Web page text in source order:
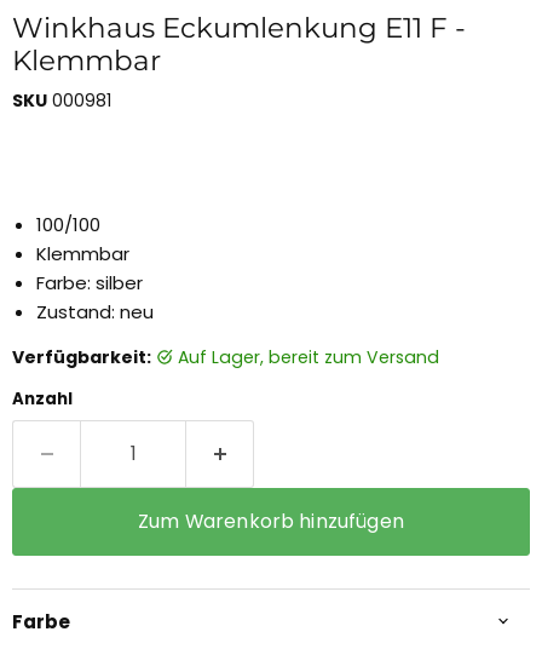
Winkhaus Eckumlenkung E11 F -
Klemmbar
SKU 000981
100/100
Klemmbar
Farbe: silber
Zustand: neu
Verfügbarkeit: auf Lager, bereit zum Versand
Anzahl
Zum Warenkorb hinzufügen
Farbe